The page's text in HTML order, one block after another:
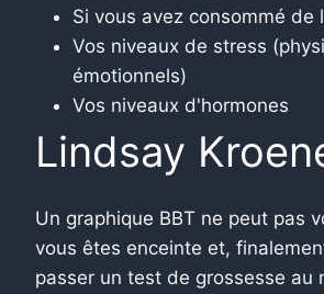
Si vous avez consommé de
Vos niveaux de stress
émotionnels)
Vos niveaux d'hormones
Lindsay
Un graphique BBT ne peut pas
vous êtes enceinte et,
passer un test de grossesse au